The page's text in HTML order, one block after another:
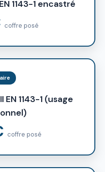
1143-1 encastré
coffre posé
1143-1 (usage
coffre posé